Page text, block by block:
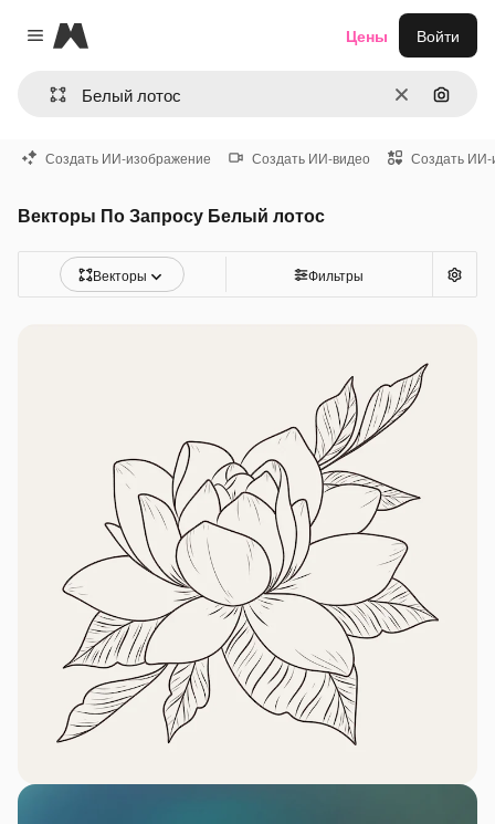
Close menu
Magnific
ОчиститьПоиск
Цены Войти
Создать ИИ-изображение Создать ИИ-видео Создать ИИ-
Векторы По Запросу Белый лотос
Векторы Фильтры